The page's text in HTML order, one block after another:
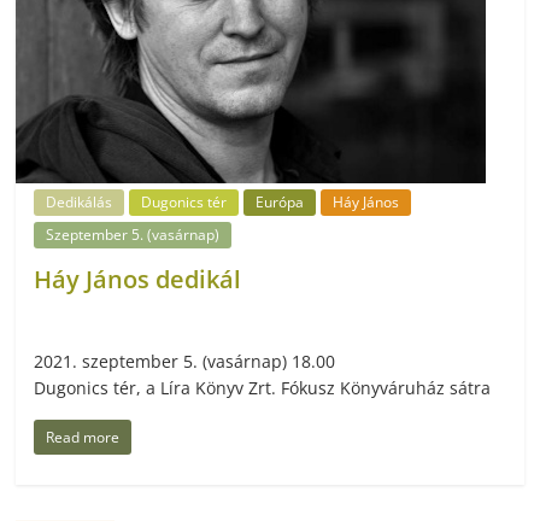
Dedikálás Dugonics tér Európa
Háy János
Szeptember 5. (vasárnap)
Háy János dedikál
2021. szeptember 5. (vasárnap) 18.00
Dugonics tér, a Líra Könyv Zrt. Fókusz Könyváruház sátra
Read more